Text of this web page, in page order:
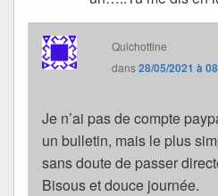
Quichottine
dans28/05/2021 à
Je n’ai pas de compte
un bulletin, mais le plus
sans doute de passer
Bisous et douce journée.